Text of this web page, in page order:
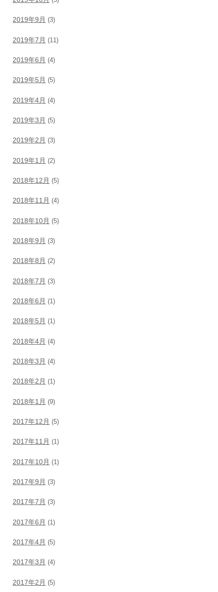
2019年9月 (3)
2019年7月 (11)
2019年6月 (4)
2019年5月 (5)
2019年4月 (4)
2019年3月 (5)
2019年2月 (3)
2019年1月 (2)
2018年12月 (5)
2018年11月 (4)
2018年10月 (5)
2018年9月 (3)
2018年8月 (2)
2018年7月 (3)
2018年6月 (1)
2018年5月 (1)
2018年4月 (4)
2018年3月 (4)
2018年2月 (1)
2018年1月 (9)
2017年12月 (5)
2017年11月 (1)
2017年10月 (1)
2017年9月 (3)
2017年7月 (3)
2017年6月 (1)
2017年4月 (5)
2017年3月 (4)
2017年2月 (5)